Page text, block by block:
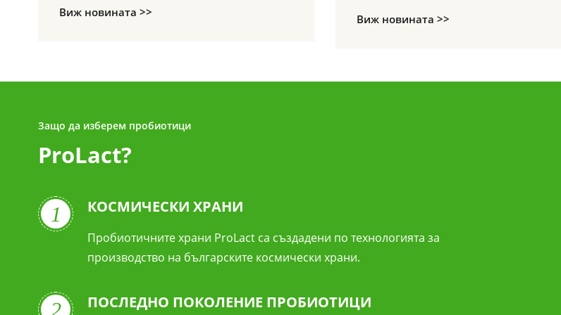
Виж новината >>
Защо да изберем пробиотици
ProLact?
1 КОСМИЧЕСКИ ХРАНИ
Пробиотичните храни ProLact са създадени по технологията за
производство на българските космически храни.
2 ПОСЛЕДНО ПОКОЛЕНИЕ ПРОБИОТИЦИ